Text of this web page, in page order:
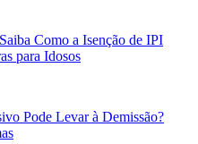
Como a Isenção de IPI
para Idosos
Pode Levar à Demissão?